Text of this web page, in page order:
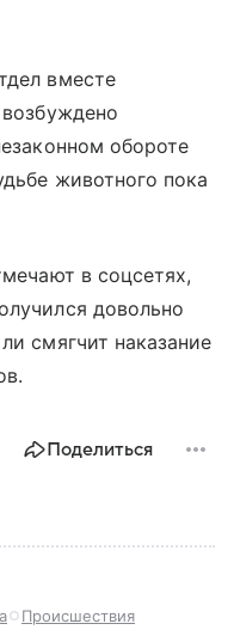
вместе
обороте
животного пока
в соцсетях,
довольно
смягчит наказание
Поделиться
Происшествия